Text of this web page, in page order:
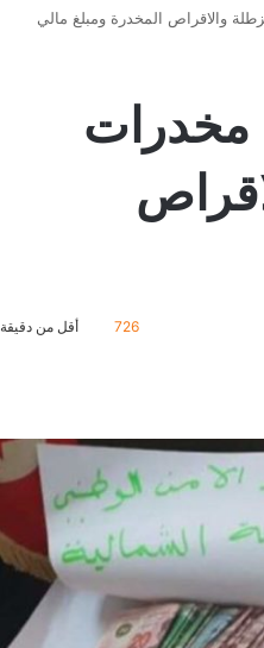
والاقراص المخدرة ومبلغ مالي
726 أقل من دقيقة